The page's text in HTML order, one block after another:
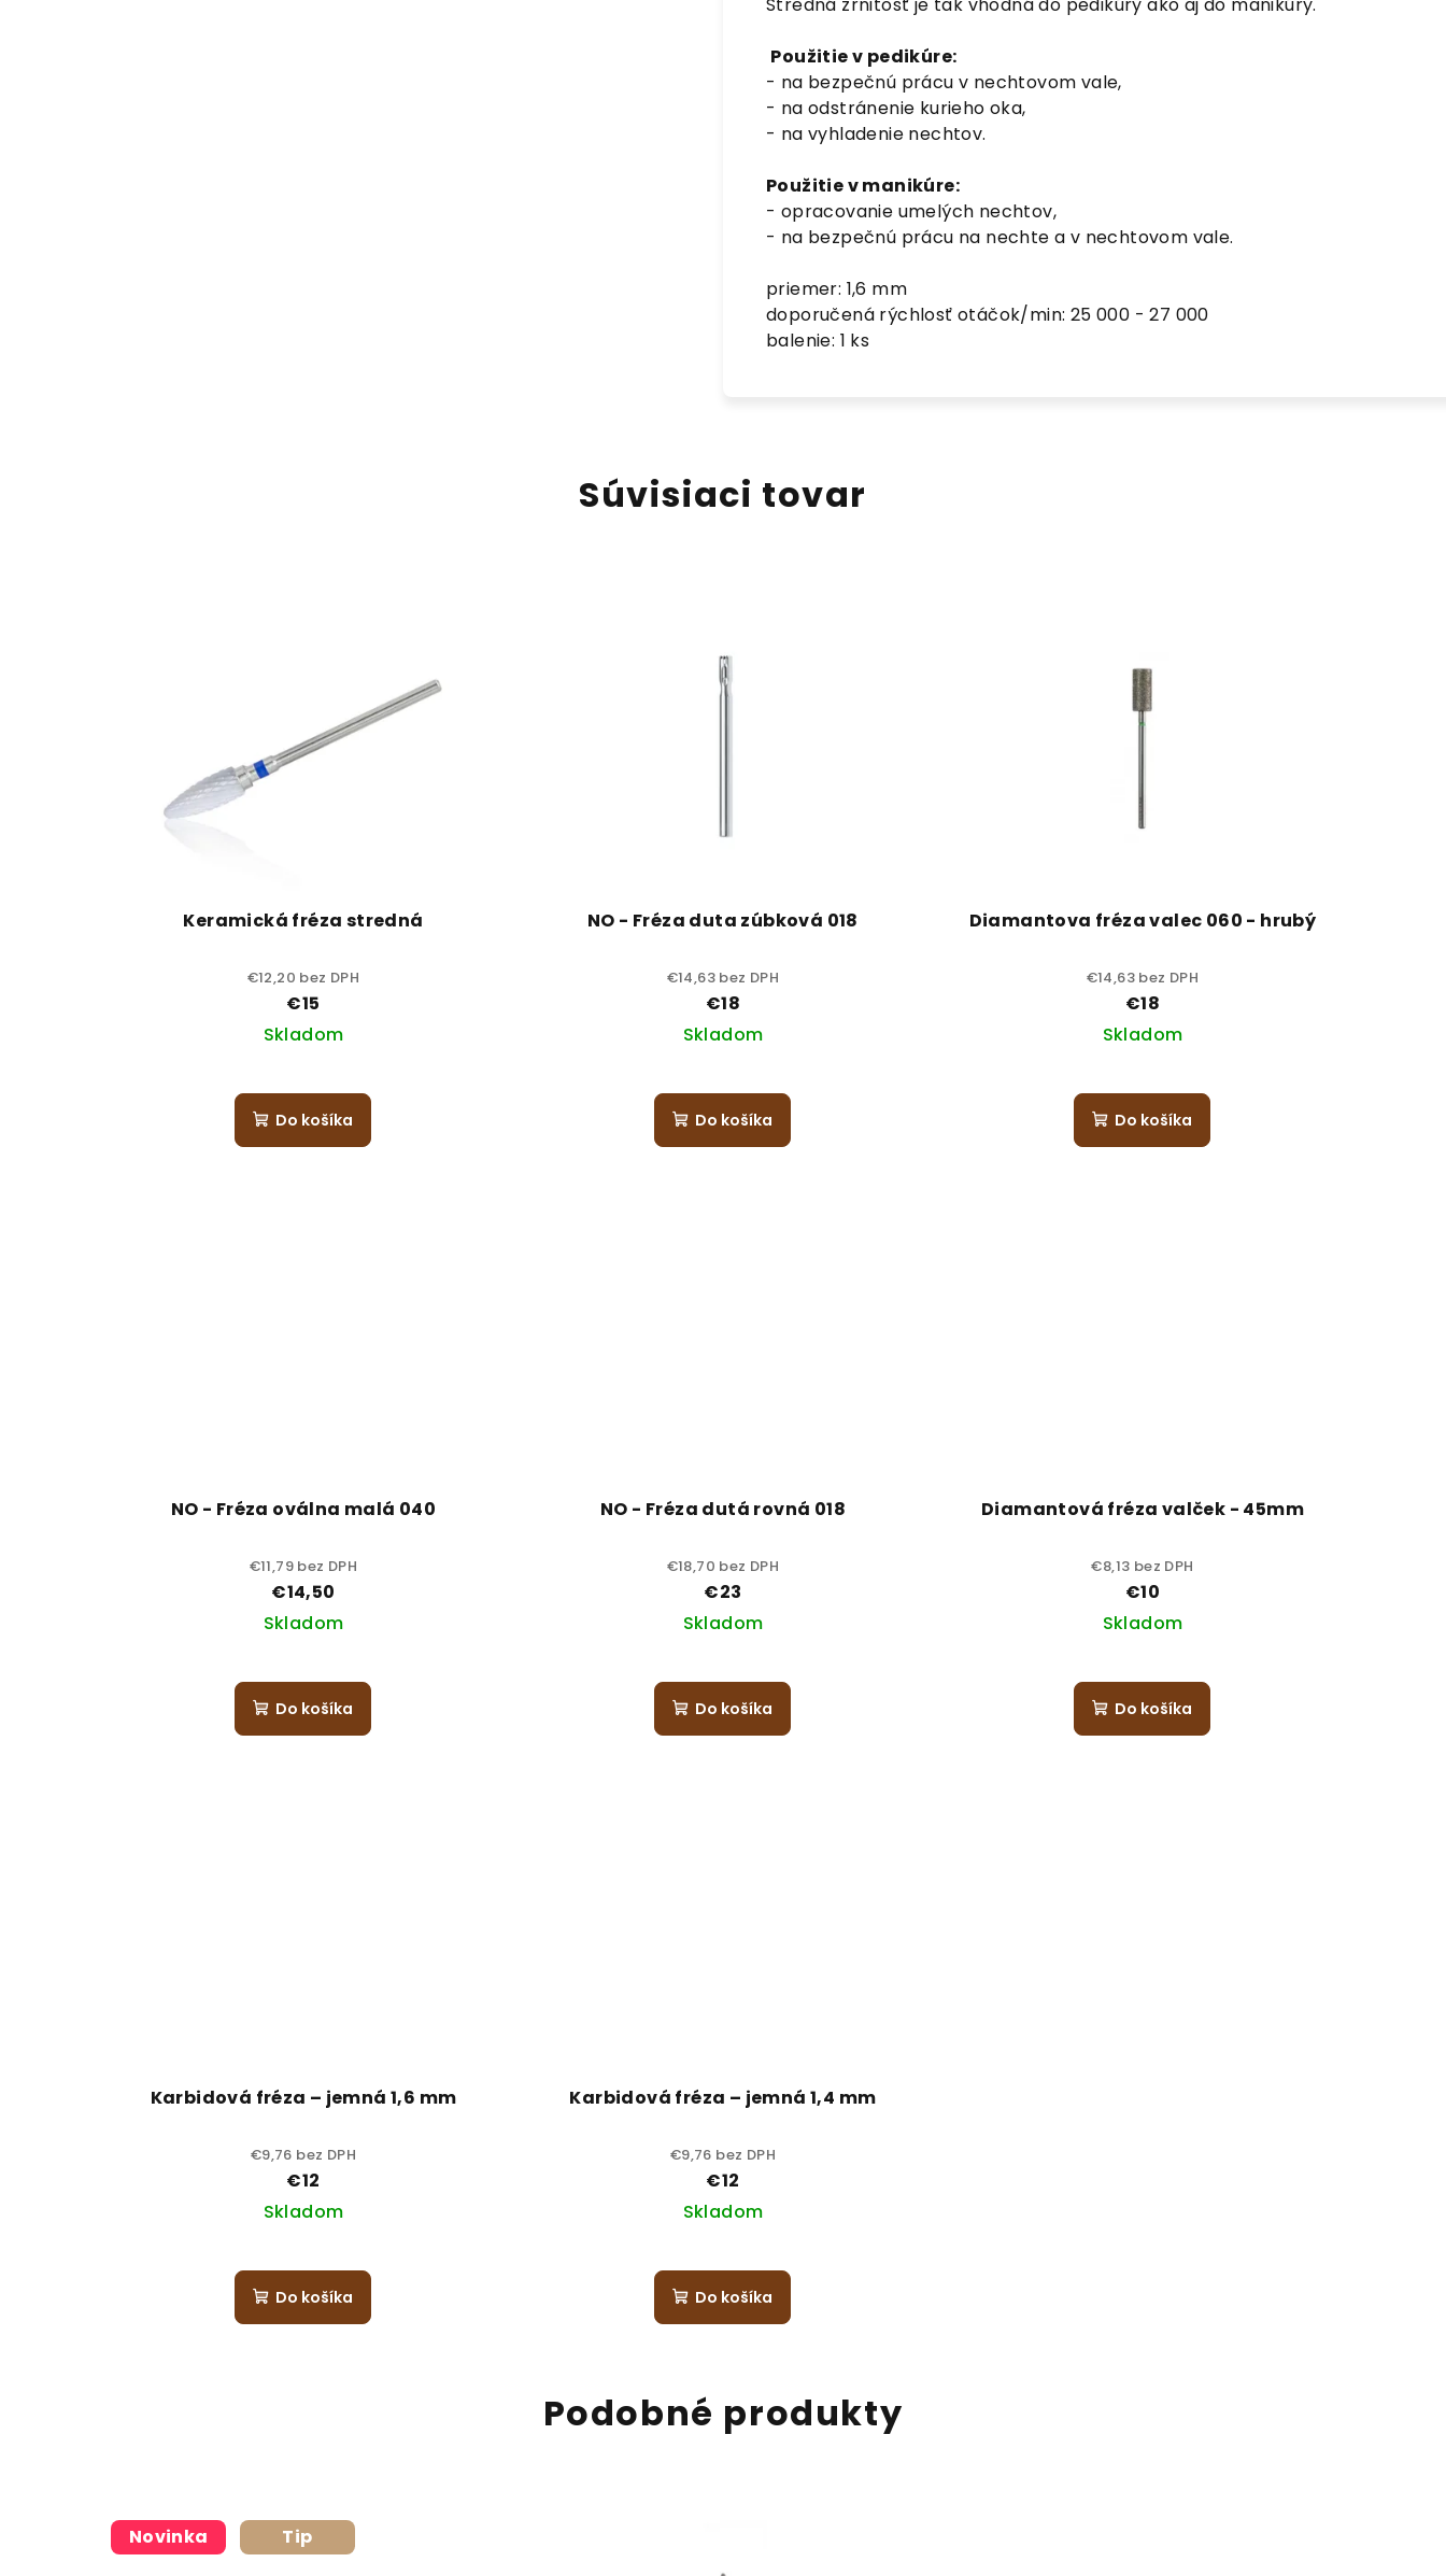
Použitie v pedikúre:
- na bezpečnú prácu v nechtovom vale,
- na odstránenie kurieho oka,
- na vyhladenie nechtov.
Použitie v manikúre:
- opracovanie umelých nechtov,
- na bezpečnú prácu na nechte a v nechtovom vale.
priemer: 1,6 mm
doporučená rýchlosť otáčok/min: 25 000 - 27 000
balenie: 1 ks
Súvisiaci tovar
Keramická fréza stredná
€12,20 bez DPH
€15
Skladom
Do košíka
NO - Fréza duta zúbková 018
€14,63 bez DPH
€18
Skladom
Do košíka
Diamantova fréza valec 060 - hrubý
€14,63 bez DPH
€18
Skladom
Do košíka
NO - Fréza oválna malá 040
€11,79 bez DPH
€14,50
Skladom
Do košíka
NO - Fréza dutá rovná 018
€18,70 bez DPH
€23
Skladom
Do košíka
Diamantová fréza valček - 45mm
€8,13 bez DPH
€10
Skladom
Do košíka
Karbidová fréza – jemná 1,6 mm
€9,76 bez DPH
€12
Skladom
Do košíka
Karbidová fréza – jemná 1,4 mm
€9,76 bez DPH
€12
Skladom
Do košíka
Podobné produkty
Novinka Tip